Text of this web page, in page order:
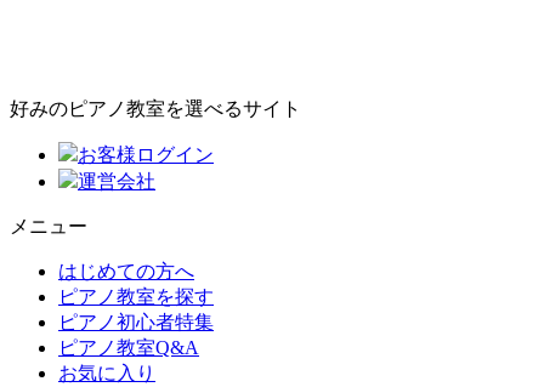
好みのピアノ教室を選べるサイト
お客様ログイン
運営会社
メニュー
はじめての方へ
ピアノ教室を探す
ピアノ初心者特集
ピアノ教室Q&A
お気に入り